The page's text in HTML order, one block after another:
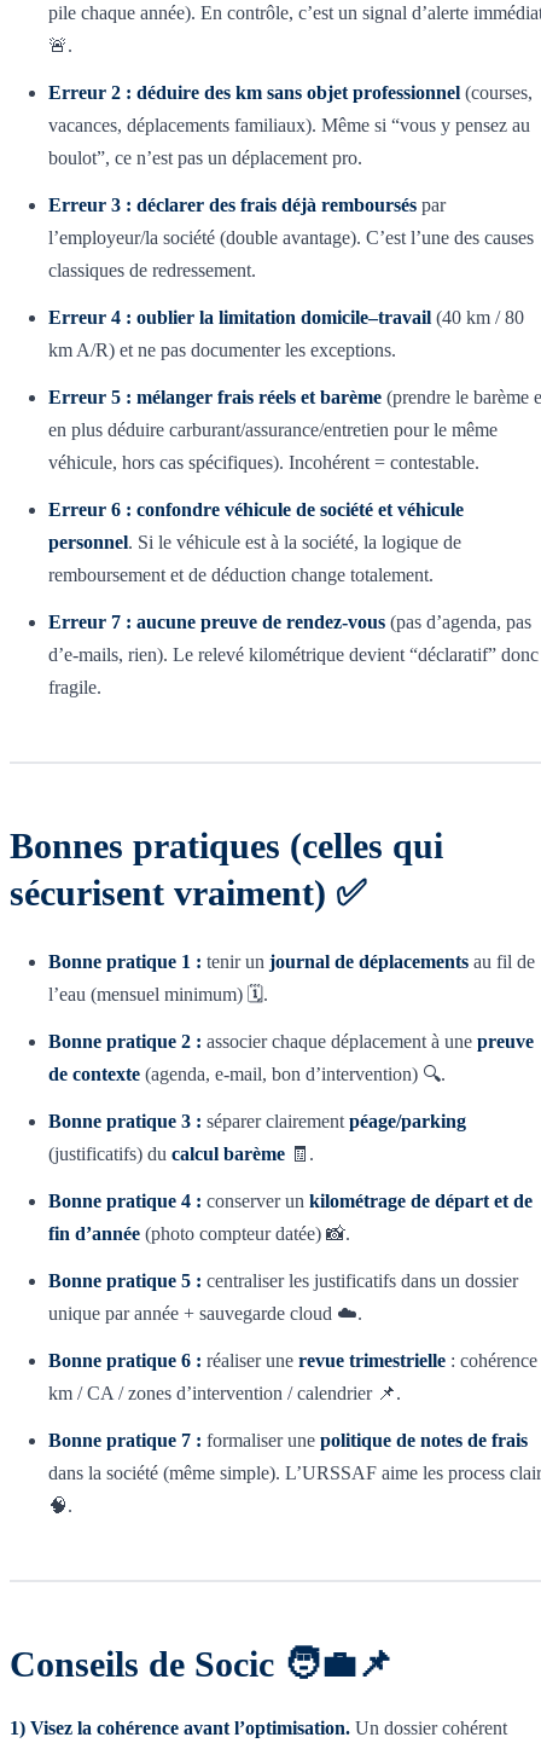
pile chaque année). En contrôle, c’est un signal d’alerte
🚨.
Erreur 2 : déduire des km sans objet professionnel (courses,
vacances, déplacements familiaux). Même si “vous y pensez au
boulot”, ce n’est pas un déplacement pro.
Erreur 3 : déclarer des frais déjà remboursés par
l’employeur/la société (double avantage). C’est l’une des causes
classiques de redressement.
Erreur 4 : oublier la limitation domicile–travail (40 km / 80
km A/R) et ne pas documenter les exceptions.
Erreur 5 : mélanger frais réels et barème (prendre le barème
en plus déduire carburant/assurance/entretien pour le même
véhicule, hors cas spécifiques). Incohérent = contestable.
Erreur 6 : confondre véhicule de société et véhicule
personnel. Si le véhicule est à la société, la logique de
remboursement et de déduction change totalement.
Erreur 7 : aucune preuve de rendez-vous (pas d’agenda, pas
d’e-mails, rien). Le relevé kilométrique devient “déclaratif” donc
fragile.
Bonnes pratiques (celles qui
sécurisent vraiment) ✅
Bonne pratique 1 : tenir un journal de déplacements au fil de
l’eau (mensuel minimum) 🗓️.
Bonne pratique 2 : associer chaque déplacement à une preuve
de contexte (agenda, e-mail, bon d’intervention) 🔍.
Bonne pratique 3 : séparer clairement péage/parking
(justificatifs) du calcul barème 🧾.
Bonne pratique 4 : conserver un kilométrage de départ et de
fin d’année (photo compteur datée) 📸.
Bonne pratique 5 : centraliser les justificatifs dans un dossier
unique par année + sauvegarde cloud ☁️.
Bonne pratique 6 : réaliser une revue trimestrielle : cohérence
km / CA / zones d’intervention / calendrier 📌.
Bonne pratique 7 : formaliser une politique de notes de frais
dans la société (même simple). L’URSSAF aime les process
🧠.
Conseils de Socic 🧑‍💼📌
1) Visez la cohérence avant l’optimisation. Un dossier cohérent